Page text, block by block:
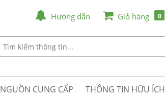
Hướng dẫn Giỏ hàng 0
NGUỒN CUNG CẤP THÔNG TIN HỮU ÍCH